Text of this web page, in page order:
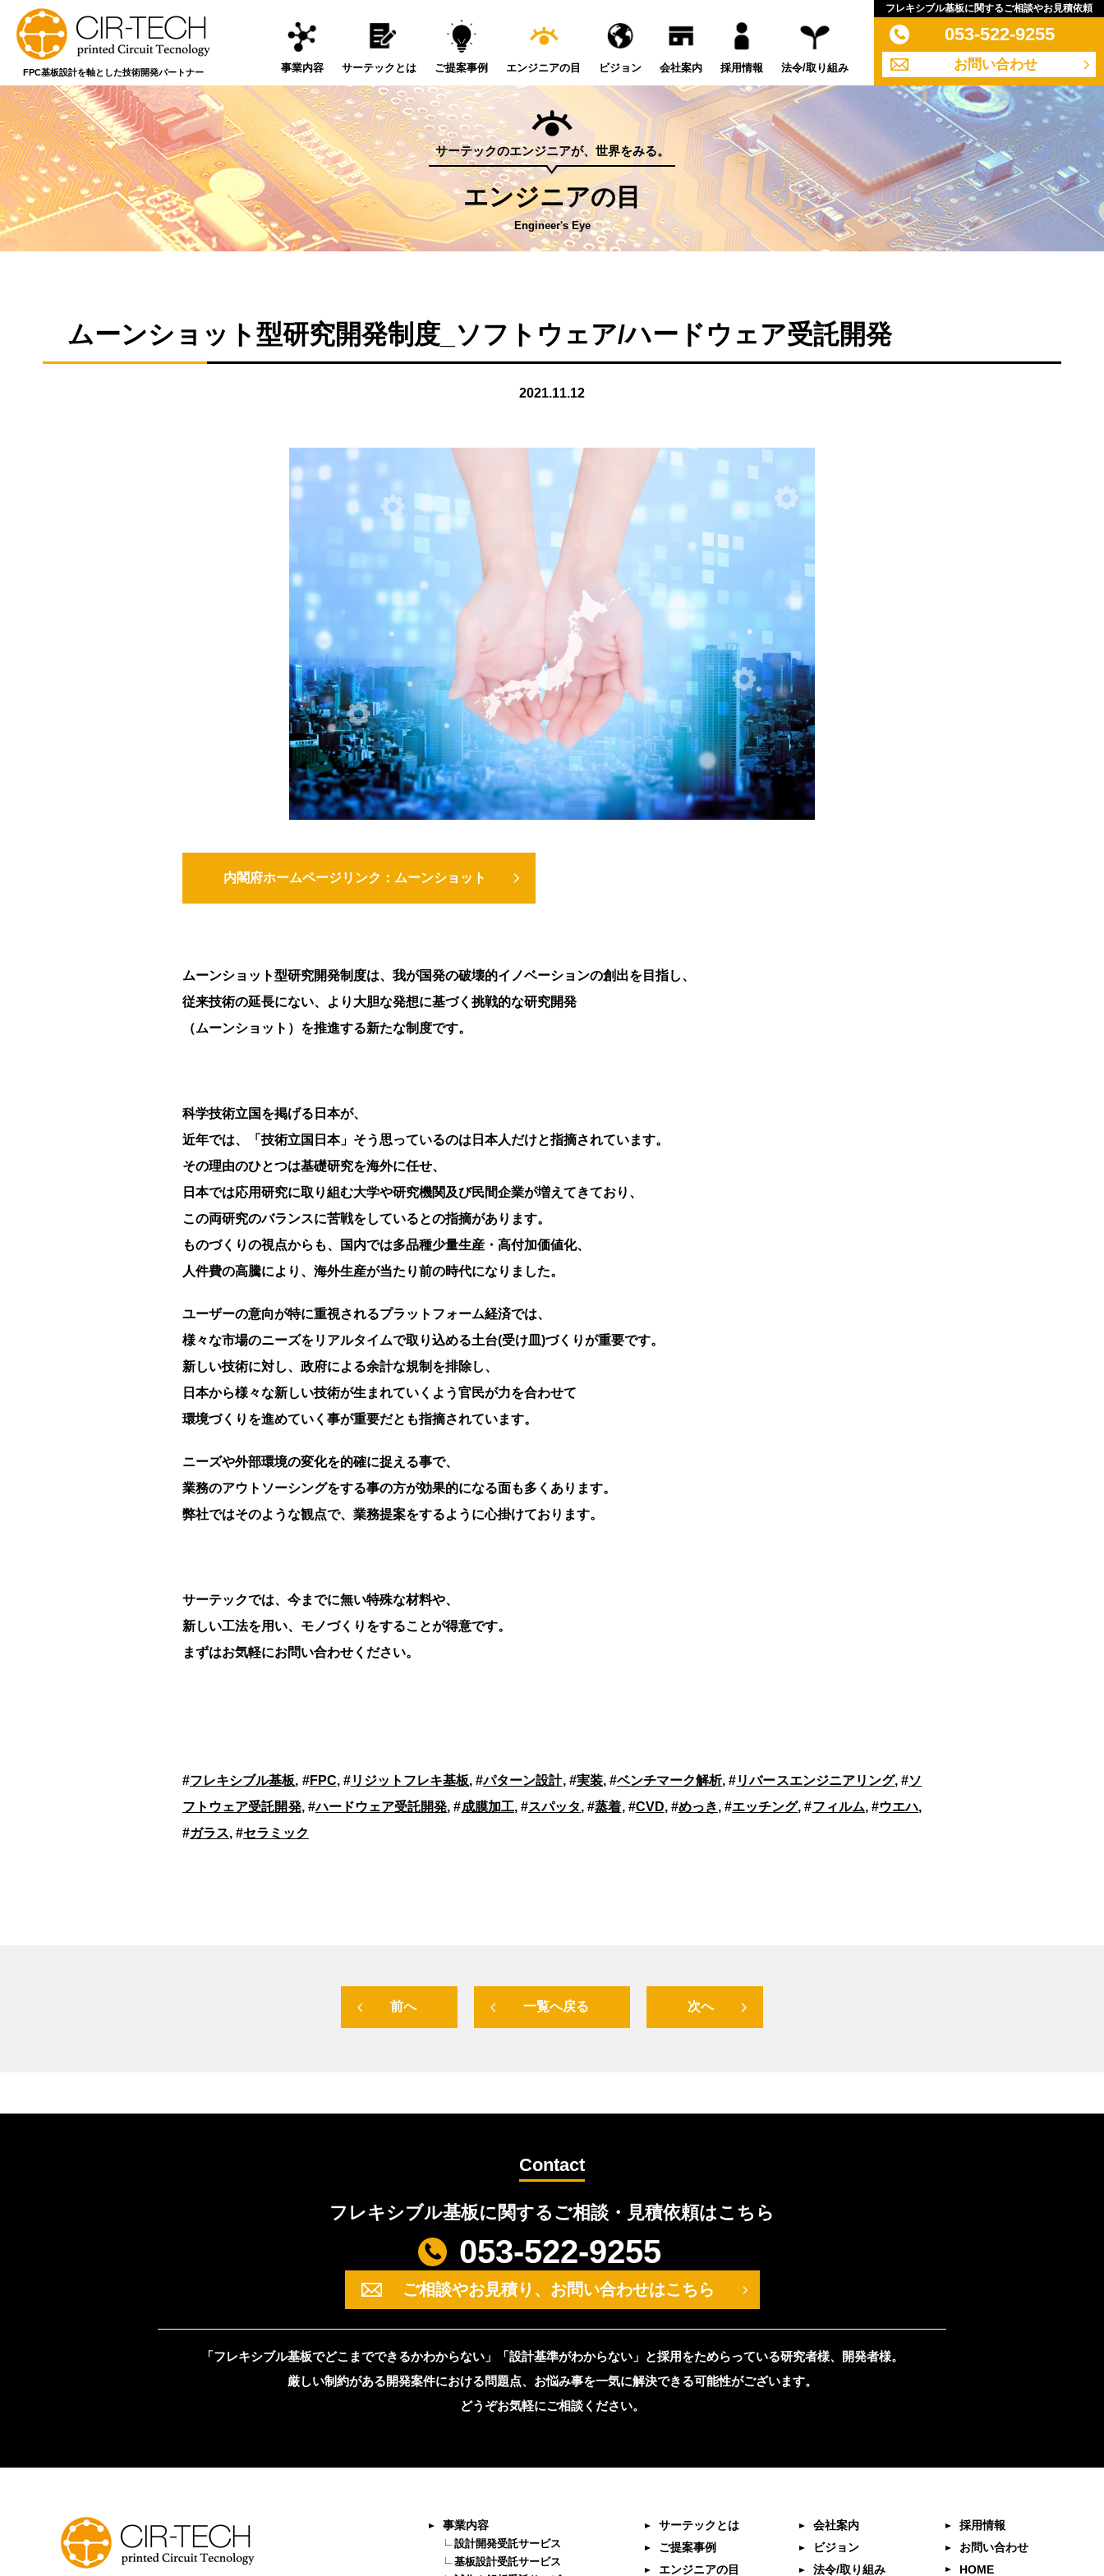
FPC基板設計を軸とした技術開発パートナー 事業内容 サーテックとは ご提案事例 エンジニアの目 ビジョン 会社案内 採用情報 法令/取り組み
フレキシブル基板に関するご相談やお見積依頼
053-522-9255
お問い合わせ
サーテックのエンジニアが、世界をみる。
エンジニアの目
Engineer's Eye
ムーンショット型研究開発制度_ソフトウェア/ハードウェア受託開発
2021.11.12
内閣府ホームページリンク：ムーンショット
ムーンショット型研究開発制度は、我が国発の破壊的イノベーションの創出を目指し、
従来技術の延長にない、より大胆な発想に基づく挑戦的な研究開発
（ムーンショット）を推進する新たな制度です。
科学技術立国を掲げる日本が、
近年では、「技術立国日本」そう思っているのは日本人だけと指摘されています。
その理由のひとつは基礎研究を海外に任せ、
日本では応用研究に取り組む大学や研究機関及び民間企業が増えてきており、
この両研究のバランスに苦戦をしているとの指摘があります。
ものづくりの視点からも、国内では多品種少量生産・高付加価値化、
人件費の高騰により、海外生産が当たり前の時代になりました。
ユーザーの意向が特に重視されるプラットフォーム経済では、
様々な市場のニーズをリアルタイムで取り込める土台(受け皿)づくりが重要です。
新しい技術に対し、政府による余計な規制を排除し、
日本から様々な新しい技術が生まれていくよう官民が力を合わせて
環境づくりを進めていく事が重要だとも指摘されています。
ニーズや外部環境の変化を的確に捉える事で、
業務のアウトソーシングをする事の方が効果的になる面も多くあります。
弊社ではそのような観点で、業務提案をするように心掛けております。
サーテックでは、今までに無い特殊な材料や、
新しい工法を用い、モノづくりをすることが得意です。
まずはお気軽にお問い合わせください。
#フレキシブル基板, #FPC, #リジットフレキ基板, #パターン設計, #実装, #ベンチマーク解析, #リバースエンジニアリング, #ソ
フトウェア受託開発, #ハードウェア受託開発, #成膜加工, #スパッタ, #蒸着, #CVD, #めっき, #エッチング, #フィルム, #ウエハ,
#ガラス, #セラミック
前へ 一覧へ戻る 次へ
Contact
フレキシブル基板に関する ご相談・見積依頼はこちら
053-522-9255
ご相談やお見積り、 お問い合わせはこちら
「フレキシブル基板でどこまでできるかわからない」「設計基準がわからない」と採用をためらっている研究者様、開発者様。
厳しい制約がある開発案件における問題点、お悩み事を一気に解決できる可能性がございます。
どうぞお気軽にご相談ください。
事業内容
設計開発受託サービス
基板設計受託サービス
サーテックとは
ご提案事例
エンジニアの目
会社案内
ビジョン
法令/取り組み
採用情報
お問い合わせ
HOME